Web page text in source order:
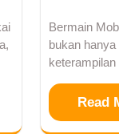
Bermain
bukan
Read